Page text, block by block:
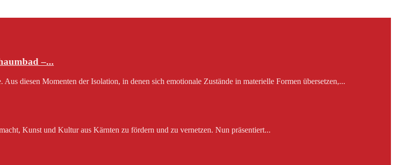
–...
diesen Momenten der Isolation, in denen sich emotionale Zustände in materielle Formen übersetzen,...
Kunst und Kultur aus Kärnten zu fördern und zu vernetzen. Nun präsentiert...